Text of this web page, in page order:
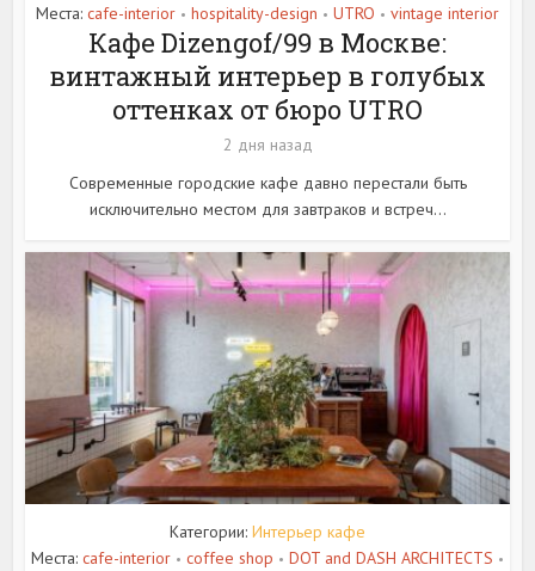
Места: cafe-interior • hospitality-design • UTRO • vintage interior
Кафе Dizengof/99 в Москве:
винтажный интерьер в голубых
оттенках от бюро UTRO
2 дня назад
Современные городские кафе давно перестали быть
исключительно местом для завтраков и встреч...
Категории: Интерьер кафе
Места: cafe-interior • coffee shop • DOT and DASH ARCHITECTS •